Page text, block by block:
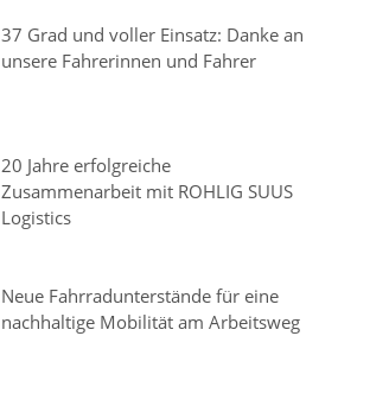
37 Grad und voller Einsatz: Danke an
unsere Fahrerinnen und Fahrer
20 Jahre erfolgreiche
Zusammenarbeit mit ROHLIG SUUS
Logistics
Neue Fahrradunterstände für eine
nachhaltige Mobilität am Arbeitsweg